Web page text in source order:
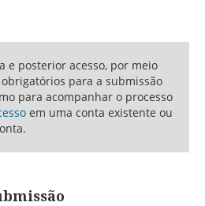
e posterior acesso, por meio
para a submissão
para acompanhar o processo
em uma conta existente ou